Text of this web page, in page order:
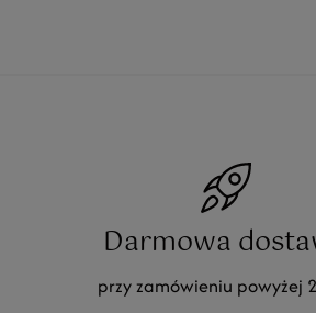
Darmowa
przy zamówieniu powyżej